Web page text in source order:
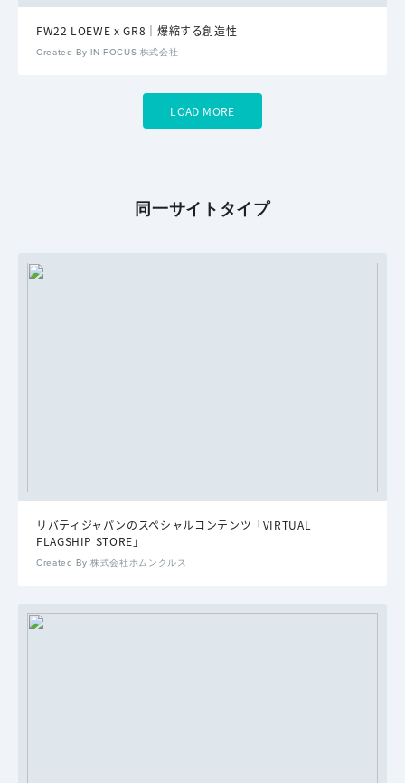
FW22 LOEWE x GR8｜爆縮する創造性
Created By IN FOCUS 株式会社
LOAD MORE
同一サイトタイプ
リバティジャパンのスペシャルコンテンツ「VIRTUAL
FLAGSHIP STORE」
Created By 株式会社ホムンクルス